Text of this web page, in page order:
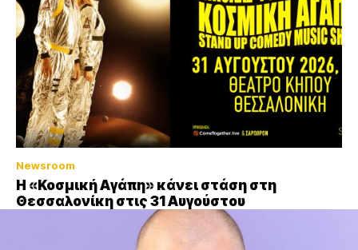
Newsroom
Η «Κοσμική Αγάπη» κάνει στάση στη
Θεσσαλονίκη στις 31 Αυγούστου